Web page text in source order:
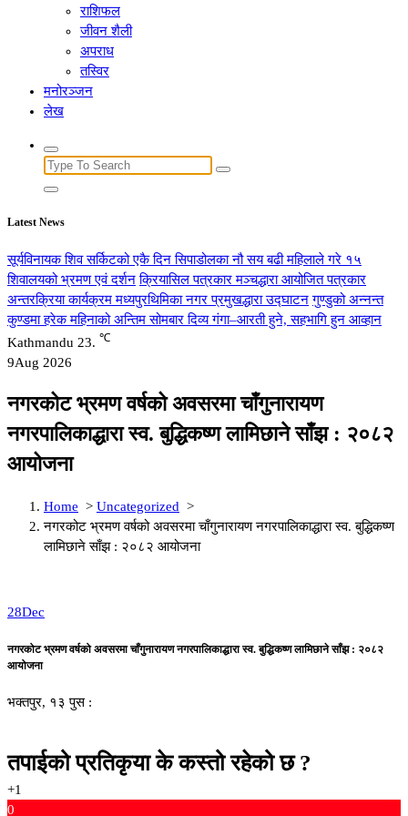
राशिफल
जीवन शैली
अपराध
तस्विर
मनोरञ्जन
लेख
Search
for:
Latest News
सूर्यविनायक शिव सर्किटको एकै दिन सिपाडोलका नौ सय बढी महिलाले गरे १५
शिवालयको भ्रमण एवं दर्शन क्रियासिल पत्रकार मञ्चद्धारा आयोजित पत्रकार
अन्तरक्रिया कार्यक्रम मध्यपुरथिमिका नगर प्रमुखद्धारा उद्घाटन गुण्डुको अन्नन्त
कुण्डमा हरेक महिनाको अन्तिम सोमबार दिव्य गंगा–आरती हुने, सहभागि हुन आव्हान
Kathmandu 23. ℃
9Aug 2026
नगरकोट भ्रमण वर्षको अवसरमा चाँगुनारायण
नगरपालिकाद्धारा स्व. बुद्धिकष्ण लामिछाने साँझ : २०८२
आयोजना
Home > Uncategorized >
नगरकोट भ्रमण वर्षको अवसरमा चाँगुनारायण नगरपालिकाद्धारा स्व. बुद्धिकष्ण
लामिछाने साँझ : २०८२ आयोजना
28Dec
नगरकोट भ्रमण वर्षको अवसरमा चाँगुनारायण नगरपालिकाद्धारा स्व. बुद्धिकष्ण लामिछाने साँझ : २०८२
आयोजना
भक्तपुर, १३ पुस :
तपाईको प्रतिकृया के कस्तो रहेको छ ?
+1
0